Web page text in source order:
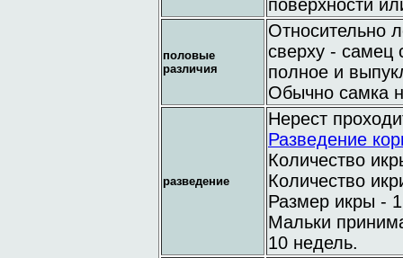
поверхности
половые
различия
Относительно
сверху - самец
полное и
Обычно самка
разведение
Нерест
Разведение
Количество
Количество
Размер икры -
Мальки
10 недель.